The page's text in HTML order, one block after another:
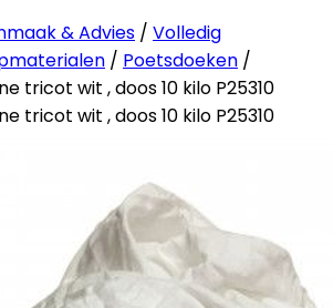
& Advies / Volledig
/ Poetsdoeken /
tricot wit , doos 10 kilo P25310
tricot wit , doos 10 kilo P25310